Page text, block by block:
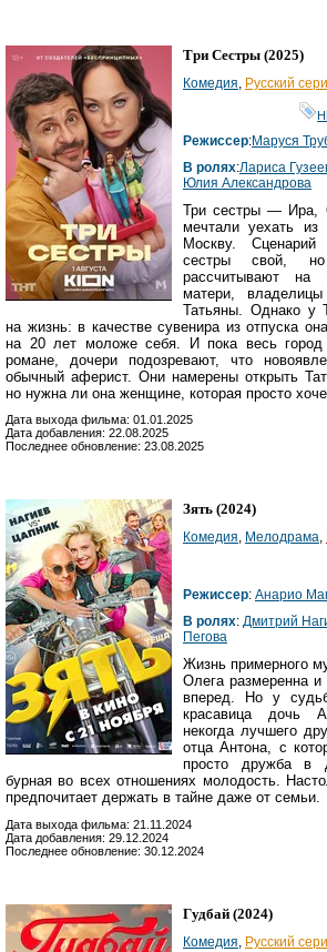
Три Сестры (2025)
Комедия Русский
Режиссер:Маруся
В ролях:Лариса
Юлия Александрова
Три сестры —
мечтали уехать из
Москву.
сестры свой,
рассчитывают на
матери,
Татьяны. Однако у
на жизнь: в качестве сувенира из отпуска
на 20 лет моложе себя. И пока весь город
романе, дочери подозревают, что
обычный аферист. Они намерены открыть
но нужна ли она женщине, которая просто
Дата выхода фильма: 01.01.2025
Дата добавления: 22.08.2025
Последнее обновление: 23.08.2025
Зять (2024)
Комедия, Мелодрама,
Режиссер: Анарио
В ролях: Дмитрий
Пегова
Жизнь примерного
Олега размеренна
вперед. Но у
красавица дочь
некогда лучшего
отца Антона, с
просто дружба в
бурная во всех отношениях молодость.
предпочитает держать в тайне даже от семьи.
Дата выхода фильма: 21.11.2024
Дата добавления: 29.12.2024
Последнее обновление: 30.12.2024
Гудбай (2024)
Комедия, Русский